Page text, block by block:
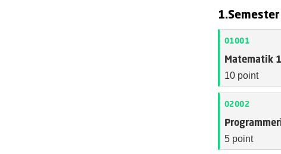
1.Semester
01001
Matematik
10 point
02002
5 point